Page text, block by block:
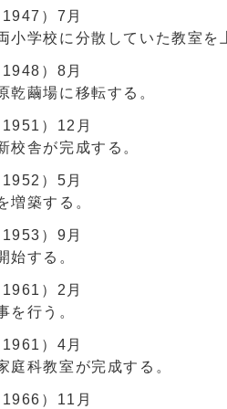
）7月
学校に分散していた教室を
）8月
繭場に移転する。
）12月
舎が完成する。
）5月
築する。
）9月
する。
）2月
行う。
）4月
科教室が完成する。
）11月